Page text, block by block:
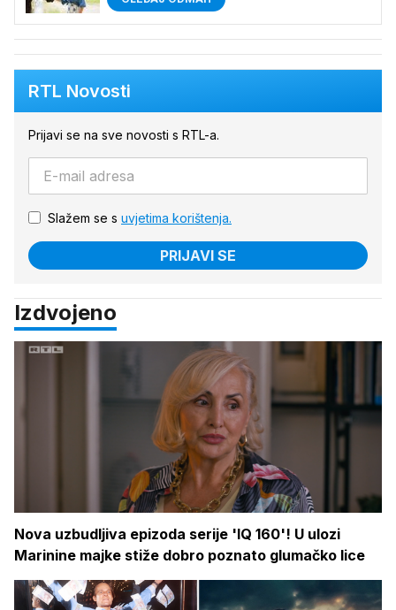
RTL Novosti
Prijavi se na sve novosti s RTL-a.
Slažem se s uvjetima korištenja.
PRIJAVI SE
Izdvojeno
Nova uzbudljiva epizoda serije 'IQ 160'! U ulozi
Marinine majke stiže dobro poznato glumačko lice